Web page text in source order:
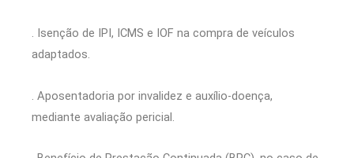
. Isenção de IPI, ICMS e IOF na compra de veículos
adaptados.
. Aposentadoria por invalidez e auxílio-doença,
mediante avaliação pericial.